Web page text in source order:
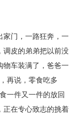
家门，一路狂奔，一
调皮的弟弟把以前没
物车装满了，爸爸一
再说，零食吃多
一件又一件的放回
正在专心致志的挑着